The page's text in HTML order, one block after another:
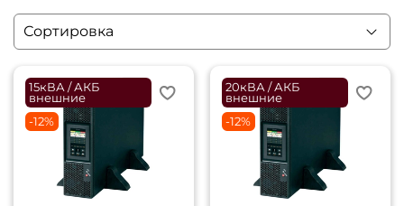
15кВА / АКБ
внешние
-12%
20кВА / АКБ
внешние
-12%